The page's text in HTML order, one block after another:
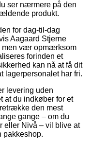
ser nærmere på den
produkt.
for dag-til-dag
Aagaard Stjerne
men vær opmærksom
forinden et
kan nå at få dit
lagerpersonalet har fri.
levering uden
at du indkøber for et
den mest
gange – om du
eller Nivå – vil blive at
pakkeshop.